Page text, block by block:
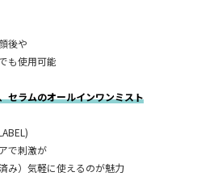
後や
も使用可能
セラムのオールインワンミスト
で刺激が
み）気軽に使えるのが魅力